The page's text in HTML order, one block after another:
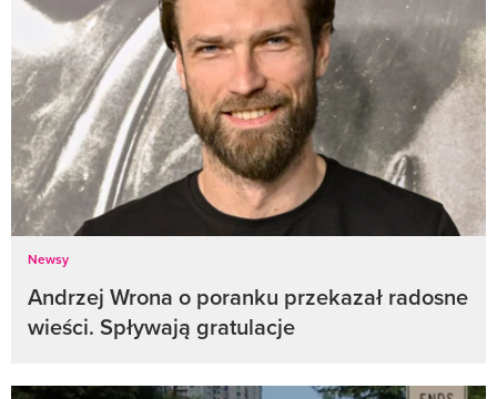
Newsy
Andrzej Wrona o poranku przekazał radosne
wieści. Spływają gratulacje